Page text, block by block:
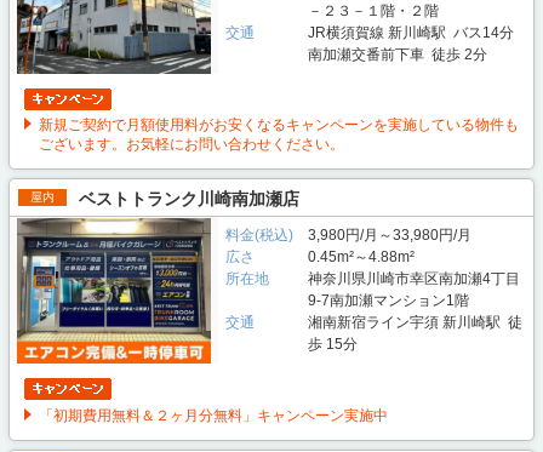
－２３－１階・２階
交通
JR横須賀線 新川崎駅 バス14分
南加瀬交番前下車 徒歩 2分
新規ご契約で月額使用料がお安くなるキャンペーンを実施している物件も
ございます。お気軽にお問い合わせください。
屋内 ベストトランク川崎南加瀬店
料金(税込)
3,980円/月～33,980円/月
広さ
0.45m²～4.88m²
所在地
神奈川県川崎市幸区南加瀬4丁目
9-7南加瀬マンション1階
交通
湘南新宿ライン宇須 新川崎駅 徒
歩 15分
「初期費用無料＆２ヶ月分無料」キャンペーン実施中